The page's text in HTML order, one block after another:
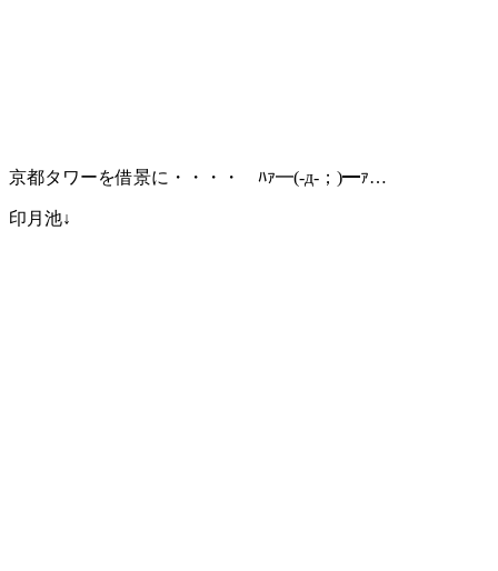
京都タワーを借景に・・・・ ﾊｧ━(-д-；)━ｧ…
印月池↓